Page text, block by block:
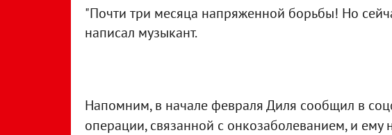
"Почти три месяца напряженной борьбы! Но
написал музыкант.
Напомним, в начале февраля Диля сообщил в
операции, связанной с онкозаболеванием, и ему